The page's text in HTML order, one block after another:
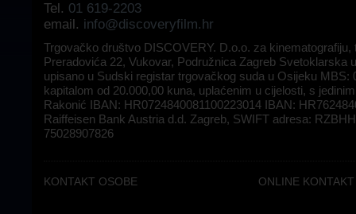
Tel. 01 619-2203
email. info@discoveryfilm.hr
Trgovačko društvo DISCOVERY. D.o.o. za kinematografiju,
Preradovića 22, Vukovar, Podružnica Zagreb Svetoklarska
upisano u Sudski registar trgovačkog suda u Osijeku MBS:
kapitalom od 20.000,00 kuna, uplaćenim u cijelosti, s
Rakonić IBAN: HR0724840081100223014 IBAN:
Raiffeisen Bank Austria d.d. Zagreb, SWIFT adresa:
75028907826
KONTAKT OSOBE ONLINE KONTAKT